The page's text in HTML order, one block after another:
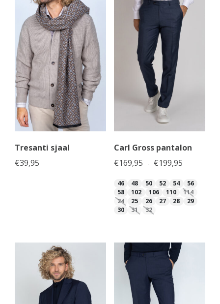
Tresanti sjaal
€39,95
Carl Gross pantalon
€169,95 - €199,95
46 48 50 52 54
56
58
102 106 110
114
24
25 26 27 28
29
30
31 32